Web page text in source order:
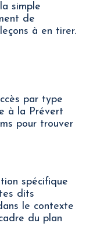
simple
de
à en tirer.
par type
à la Prévert
pour trouver
spécifique
dits
le contexte
du plan